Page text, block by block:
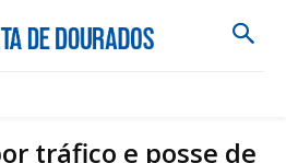
tráfico e posse de